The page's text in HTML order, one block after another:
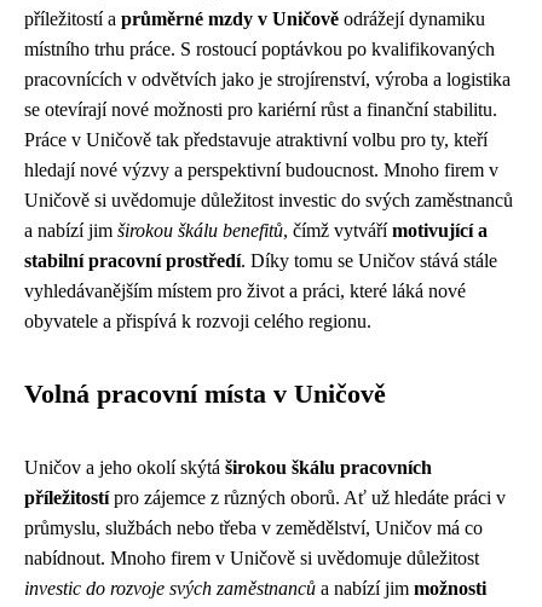
příležitostí a průměrné mzdy v Uničově odrážejí dynamiku
místního trhu práce. S rostoucí poptávkou po kvalifikovaných
pracovnících v odvětvích jako je strojírenství, výroba a logistika
se otevírají nové možnosti pro kariérní růst a finanční stabilitu.
Práce v Uničově tak představuje atraktivní volbu pro ty, kteří
hledají nové výzvy a perspektivní budoucnost. Mnoho firem v
Uničově si uvědomuje důležitost investic do svých zaměstnanců
a nabízí jim širokou škálu benefitů, čímž vytvářímotivující a
stabilní pracovní prostředí. Díky tomu se Uničov stává stále
vyhledávanějším místem pro život a práci, které láká nové
obyvatele a přispívá k rozvoji celého regionu.
Volná pracovní místa v Uničově
Uničov a jeho okolí skýtá širokou škálu pracovních
příležitostípro zájemce z různých oborů. Ať už hledáte práci v
průmyslu, službách nebo třeba v zemědělství, Uničov má co
nabídnout. Mnoho firem v Uničově si uvědomuje důležitost
investic do rozvoje svých zaměstnanců a nabízí jim možnosti